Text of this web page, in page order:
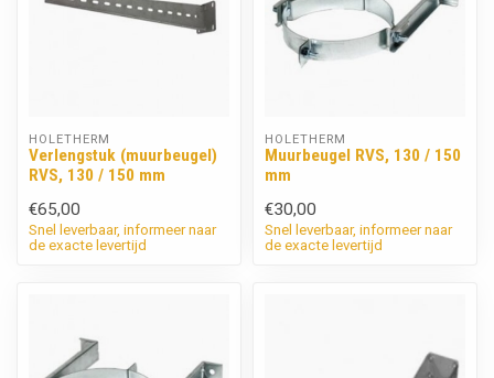
HOLETHERM
Verlengstuk (muurbeugel)
RVS, 130 / 150 mm
€65,00
Snel leverbaar, informeer naar
de exacte levertijd
HOLETHERM
Muurbeugel RVS, 130 / 150
mm
€30,00
Snel leverbaar, informeer naar
de exacte levertijd